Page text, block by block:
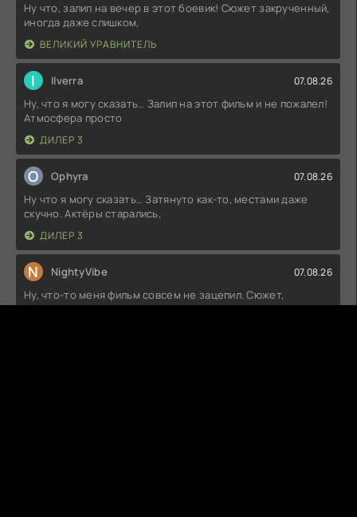
Ну что, залип на вечер в этот боевик! Сюжет закрученный,
иногда даже слишком,
ВЕЛИКИЙ УРАВНИТЕЛЬ
I Ilverra 07.08.26
Ну, что я могу сказать… Залип на этот фильм и не пожалел!
Атмосфера просто
ДИЛЕР 3
O Ophyra 07.08.26
Ну что я могу сказать… Затянуто как-то, местами даже
скучно. Актёры старались,
ДИЛЕР 3
N NightyVibe 07.08.26
Ну, что-то меня фильм совсем не зацепил. Сюжет,
конечно, пытался быть